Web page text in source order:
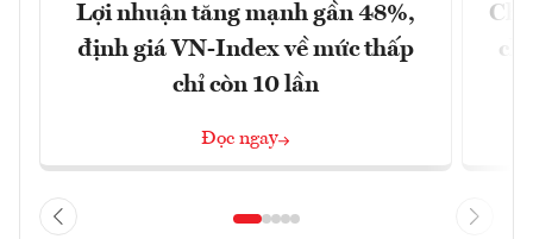
Lợi nhuận tăng mạnh gần 48%,
định giá VN-Index về mức thấp
chỉ còn 10 lần
Đọc ngay